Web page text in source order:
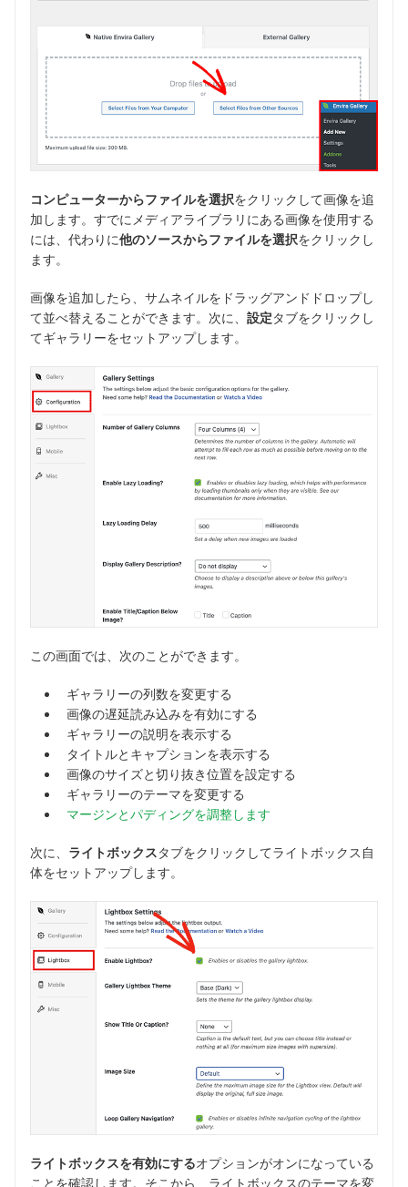
コンピューターからファイルを選択をクリックして画像を追
加します。すでにメディアライブラリにある画像を使用する
には、代わりに他のソースからファイルを選択をクリックし
ます。
画像を追加したら、サムネイルをドラッグアンドドロップし
て並べ替えることができます。次に、 設定タブをクリックし
てギャラリーをセットアップします。
この画面では、次のことができます。
ギャラリーの列数を変更する
画像の遅延読み込みを有効にする
ギャラリーの説明を表示する
タイトルとキャプションを表示する
画像のサイズと切り抜き位置を設定する
ギャラリーのテーマを変更する
マージンとパディングを調整します
次に、 ライトボックスタブをクリックしてライトボックス自
体をセットアップします。
ライトボックスを有効にするオプションがオンになっている
ことを確認します。そこから、ライトボックスのテーマを変